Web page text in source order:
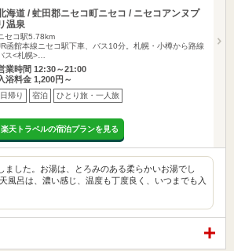
海道 / 虻田郡ニセコ町ニセコ / ニセコアンヌプ
温泉
セコ駅5.78km
函館本線ニセコ駅下車、バス10分。札幌・小樽から路線
ス<札幌>…
業時間 12:30～21:00
浴料金 1,200円～
日帰り 宿泊 ひとり旅・一人旅
楽天トラベルの宿泊プランを見る
ました。お湯は、とろみのある柔らかいお湯でし
風呂は、濃い感じ、温度も丁度良く、いつまでも入